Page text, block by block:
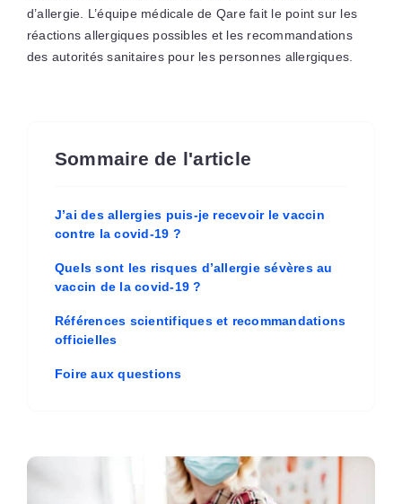
d’allergie. L’équipe médicale de Qare fait le point sur les
réactions allergiques possibles et les recommandations
des autorités sanitaires pour les personnes allergiques.
Sommaire de l'article
J’ai des allergies puis-je recevoir le vaccin
contre la covid-19 ?
Quels sont les risques d’allergie sévères au
vaccin de la covid-19 ?
Références scientifiques et recommandations
officielles
Foire aux questions